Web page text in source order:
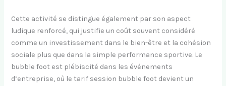
Cette activité se distingue également par son aspect
ludique renforcé, qui justifie un coût souvent considéré
comme un investissement dans le bien-être et la cohésion
sociale plus que dans la simple performance sportive. Le
bubble foot est plébiscité dans les événements
d’entreprise, où le tarif session bubble foot devient un